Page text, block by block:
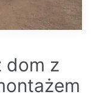
dom z